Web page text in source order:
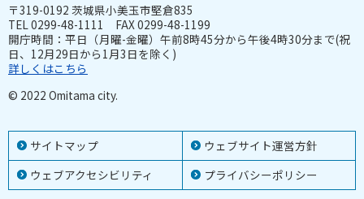
サイトマップ
ウェブサイト運営方針
ウェブアクセシビリティ
プライバシーポリシー
〒319-0192 茨城県小美玉市堅倉835
TEL 0299-48-1111 FAX 0299-48-1199
開庁時間：平日（月曜-金曜）午前8時45分から午後4時30分まで(祝
日、12月29日から1月3日を除く)
詳しくはこちら
© 2022 Omitama city.